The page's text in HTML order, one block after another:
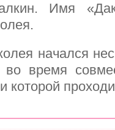
Имя
начался
во время
которой